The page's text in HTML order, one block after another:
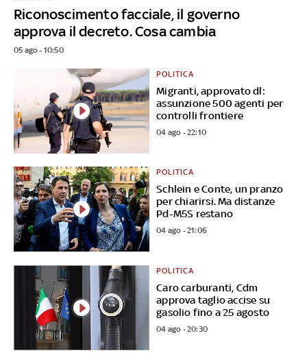
Riconoscimento facciale, il governo
approva il decreto. Cosa cambia
05 ago - 10:50
Migranti, approvato dl:
assunzione 500 agenti per
controlli frontiere
POLITICA
04 ago - 22:10
Schlein e Conte, un pranzo
per chiarirsi. Ma distanze
Pd-M5S restano
POLITICA
04 ago - 21:06
Caro carburanti, Cdm
approva taglio accise su
gasolio fino a 25 agosto
POLITICA
04 ago - 20:30